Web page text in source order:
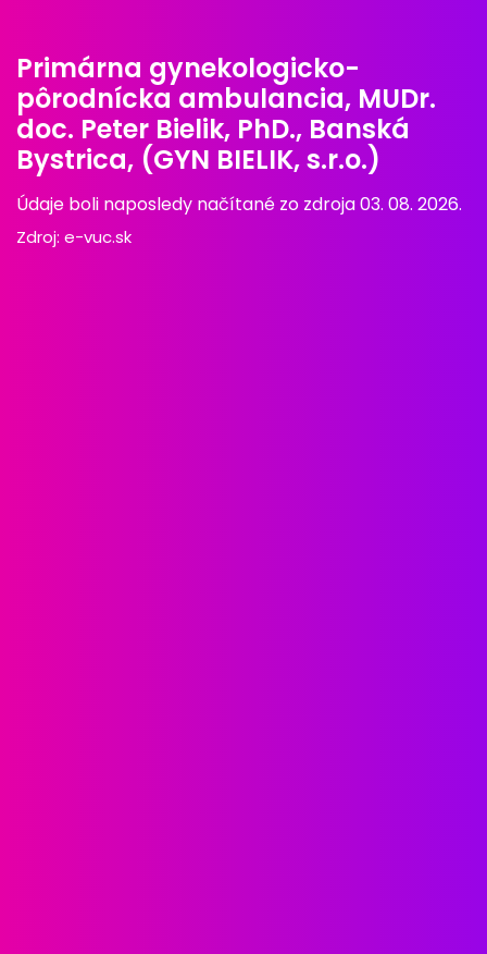
Primárna gynekologicko-
pôrodnícka ambulancia, MUDr.
doc. Peter Bielik, PhD., Banská
Bystrica, (GYN BIELIK, s.r.o.)
Údaje boli naposledy načítané zo zdroja 03. 08. 2026.
Zdroj: e-vuc.sk